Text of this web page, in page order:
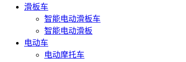
滑板车
智能电动滑板车
智能电动滑板
电动车
电动摩托车